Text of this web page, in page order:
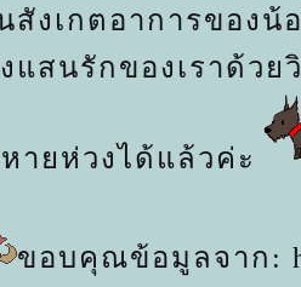
สังเกตอาการของน้
สนรักของเราด้วย
หายห่วงได้แล้วค่ะ
ขอบคุณข้อมูลจาก: